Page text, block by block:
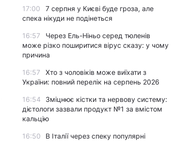
17:00
7 серпня у Києві буде гроза, але
спека нікуди не подінеться
16:57
Через Ель-Ніньо серед тюленів
може різко поширитися вірус сказу: у чому
причина
16:57
Хто з чоловіків може виїхати з
України: повний перелік на серпень 2026
16:54
Зміцнює кістки та нервову систему:
дієтологи зазвали продукт №1 за вмістом
кальцію
16:50
В Італії через спеку популярні